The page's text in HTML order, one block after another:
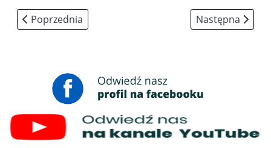
Poprzednia strona: BIP
Poprzednia Następna
Następna